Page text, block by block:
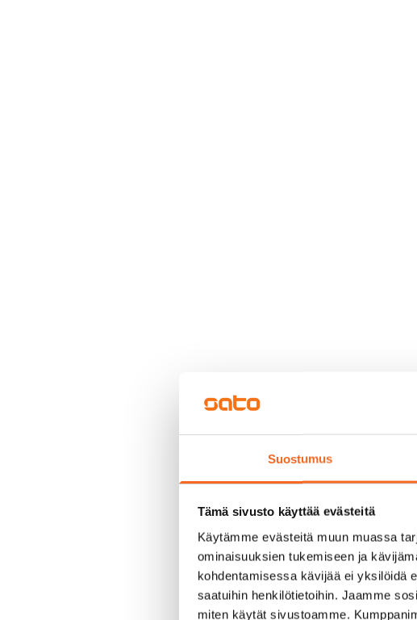
Suostumus
Tämä sivusto käyttää evästeitä
Käytämme evästeitä muun muassa
ominaisuuksien tukemiseen ja
kohdentamisessa kävijää ei yksilöidä
saatuihin henkilötietoihin. Jaamme
miten käytät sivustoamme.